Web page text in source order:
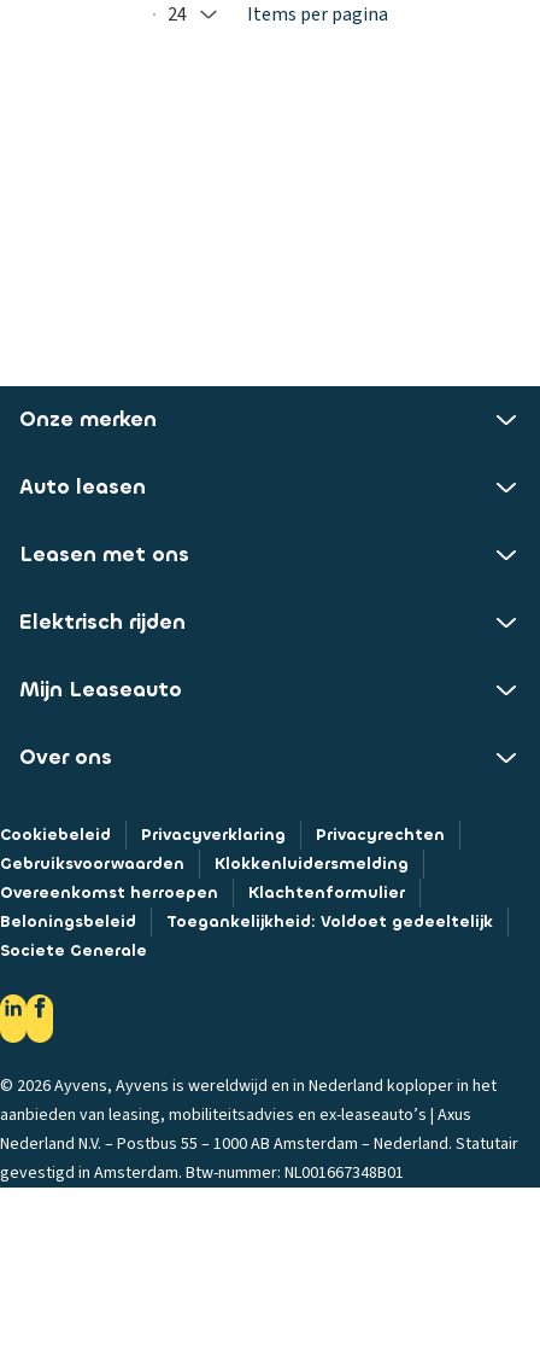
Selected: 24
24 Items per pagina
Onze merken
Auto leasen
Leasen met ons
Elektrisch rijden
Mijn Leaseauto
Over ons
Cookiebeleid Privacyverklaring
Privacyrechten
Gebruiksvoorwaarden
Klokkenluidersmelding
Overeenkomst herroepen
Klachtenformulier
Beloningsbeleid
Toegankelijkheid: Voldoet gedeeltelijk
Societe Generale
© 2026 Ayvens, Ayvens is wereldwijd en in Nederland koploper in het
aanbieden van leasing, mobiliteitsadvies en ex-leaseauto’s | Axus
Nederland N.V. – Postbus 55 – 1000 AB Amsterdam – Nederland. Statutair
gevestigd in Amsterdam. Btw-nummer: NL001667348B01